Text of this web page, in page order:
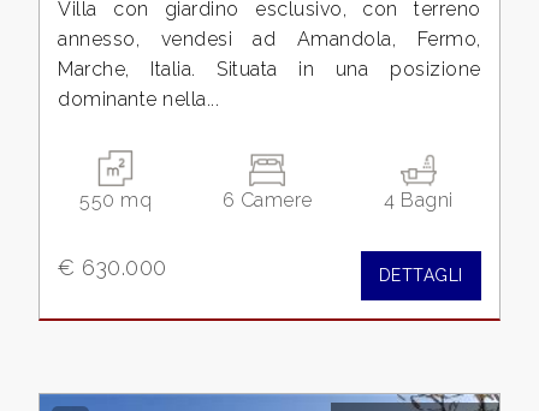
Villa con giardino esclusivo, con terreno
annesso, vendesi ad Amandola, Fermo,
Marche, Italia. Situata in una posizione
dominante nella...
550 mq 6 Camere 4 Bagni
€ 630.000 DETTAGLI
4
minime
Qualsiasi